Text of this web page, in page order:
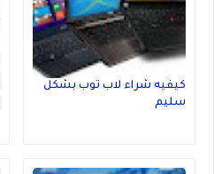
كيفيه شراء لاب توب بشكل
سليم